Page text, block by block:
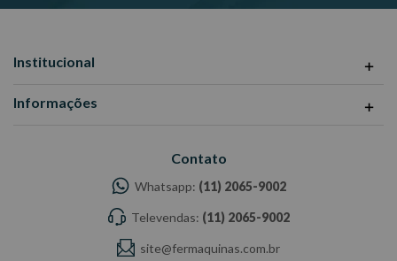
Institucional
Informações
Contato
Whatsapp: (11) 2065-9002
Televendas: (11) 2065-9002
site@fermaquinas.com.br